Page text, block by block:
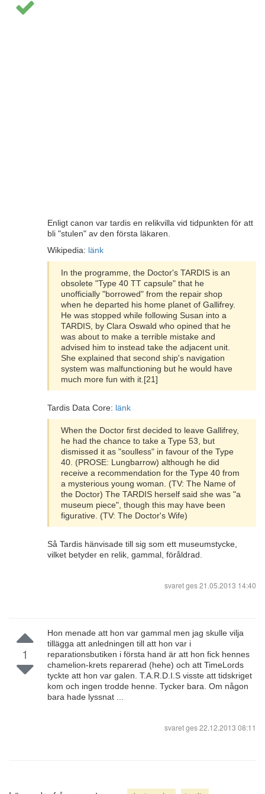
Enligt canon var tardis en relikvilla vid tidpunkten för att
bli "stulen" av den första läkaren.
Wikipedia: länk
In the programme, the Doctor's TARDIS is an
obsolete "Type 40 TT capsule" that he
unofficially "borrowed" from the repair shop
when he departed his home planet of Gallifrey.
He was stopped while following Susan into a
TARDIS, by Clara Oswald who opined that he
was about to make a terrible mistake and
advised him to instead take the adjacent unit.
She explained that second ship's navigation
system was malfunctioning but he would have
much more fun with it.[21]
Tardis Data Core: länk
When the Doctor first decided to leave Gallifrey,
he had the chance to take a Type 53, but
dismissed it as "soulless" in favour of the Type
40. (PROSE: Lungbarrow) although he did
receive a recommendation for the Type 40 from
a mysterious young woman. (TV: The Name of
the Doctor) The TARDIS herself said she was "a
museum piece", though this may have been
figurative. (TV: The Doctor's Wife)
Så Tardis hänvisade till sig som ett museumstycke,
vilket betyder en relik, gammal, föråldrad.
svaret ges21.05.2013 14:40
1
Hon menade att hon var gammal men jag skulle vilja
tillägga att anledningen till att hon var i
reparationsbutiken i första hand är att hon fick hennes
chamelion-krets reparerad (hehe) och att TimeLords
tyckte att hon var galen. T.A.R.D.I.S visste att tidskriget
kom och ingen trodde henne. Tycker bara. Om någon
bara hade lyssnat ...
svaret ges22.12.2013 08:11